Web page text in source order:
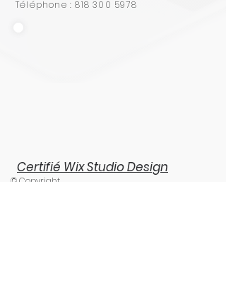
Téléphone :818 300 5978
Certifié Wix Studio Design
© Copyright